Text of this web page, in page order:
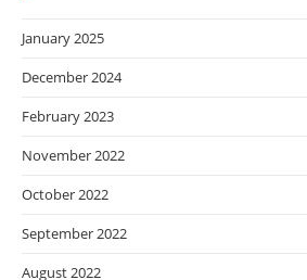
January 2025
December 2024
February 2023
November 2022
October 2022
September 2022
August 2022